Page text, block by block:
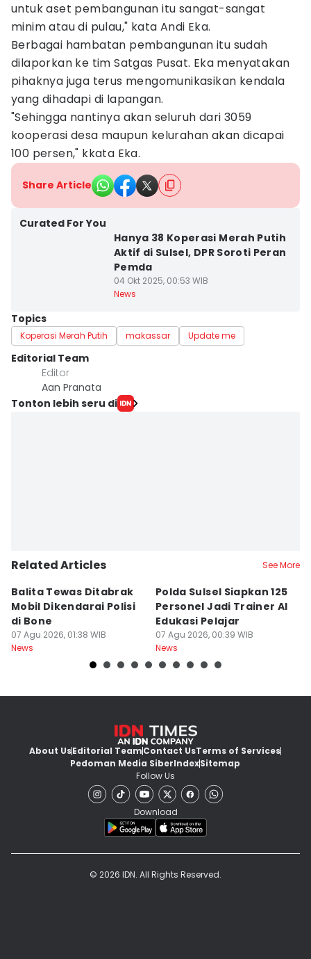
untuk aset pembangunan itu sangat-sangat
minim atau di pulau," kata Andi Eka.
Berbagai hambatan pembangunan itu sudah
dilaporkan ke tim Satgas Pusat. Eka menyatakan
pihaknya juga terus mengomunikasikan kendala
yang dihadapi di lapangan.
"Sehingga nantinya akan seluruh dari 3059
kooperasi desa maupun kelurahan akan dicapai
100 persen," kkata Eka.
Share Article
Curated For You
Hanya 38 Koperasi Merah Putih
Aktif di Sulsel, DPR Soroti Peran
Pemda
04 Okt 2025, 00:53 WIB
News
Topics
Koperasi Merah Putih makassar Update me
Editorial Team
Editor
Aan Pranata
Tonton lebih seru di
Related Articles See More
Balita Tewas Ditabrak
Mobil Dikendarai Polisi
di Bone
07 Agu 2026, 01:38 WIB
News
Polda Sulsel Siapkan 125
Personel Jadi Trainer AI
Edukasi Pelajar
07 Agu 2026, 00:39 WIB
News
About UsEditorial TeamContact UsTerms of Services
Pedoman Media SiberIndexSitemap
Follow Us
Download
© 2026 IDN. All Rights Reserved.